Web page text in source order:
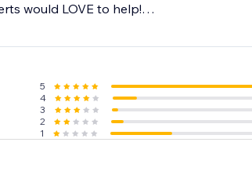
would LOVE to help!
smart way with Retarget Online
5
4
3
2
1